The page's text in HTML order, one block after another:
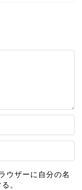
ウザーに自分の名
。